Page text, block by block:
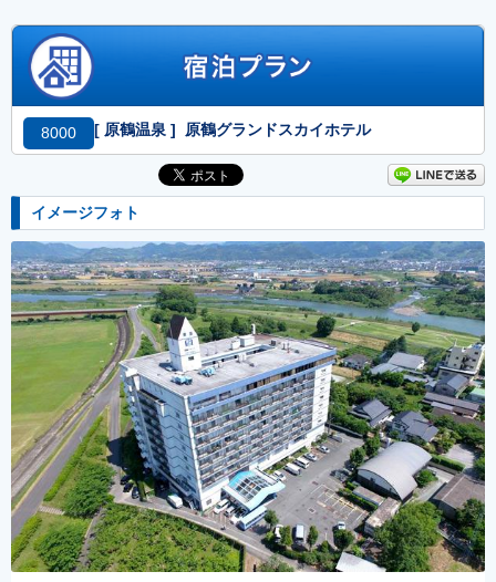
8000 [ 原鶴温泉 ] 原鶴グランドスカイホテル
イメージフォト